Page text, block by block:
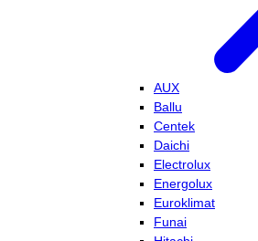
AUX
Ballu
Centek
Daichi
Electrolux
Energolux
Euroklimat
Funai